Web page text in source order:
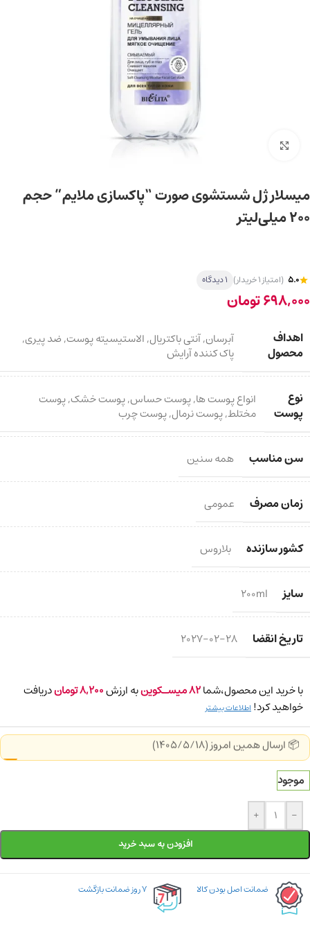
برای بزرگ‌نمایی کلیک کنید
میسلار ژل شستشوی صورت “پاکسازی ملایم” حجم
200 میلی‌لیتر
5.0 (امتیاز 1 خریدار) 1 دیدگاه
698,000تومان
اهداف
محصول
آبرسان,آنتی باکتریال,الاستیسیته پوست,ضد پیری,
پاک کننده آرایش
نوع
پوست
انواع پوست ها,پوست حساس,پوست خشک,پوست
مختلط,پوست نرمال,پوست چرب
سن مناسب همه سنین
زمان مصرف عمومی
کشور سازنده بلاروس
سایز 200ml
تاریخ انقضا 2027-02-28
با خرید این محصول،شما82میسـکوینبه ارزش8,200توماندریافت
خواهید کرد! اطلاعات بیشتر
📦 ارسال همین امروز (1405/5/18)
موجود
-
+
افزودن به سبد خرید
ضمانت اصل بودن کالا ۷ روز ضمانت بازگشت